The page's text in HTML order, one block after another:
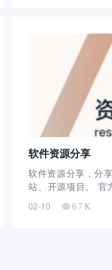
软件资源分享
软件资源分享，分
站、开源项目。 官
这个电报群创建的
捷工具、在线网站
02-10 6.7 K